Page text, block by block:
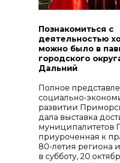
контакты отдела
Познакомиться с
деятельностью
можно было в
городского
Дальний
Полное
социально-
развитии
дала выставка
муниципалитетов
приуроченная к
80-летия региона
в субботу, 20